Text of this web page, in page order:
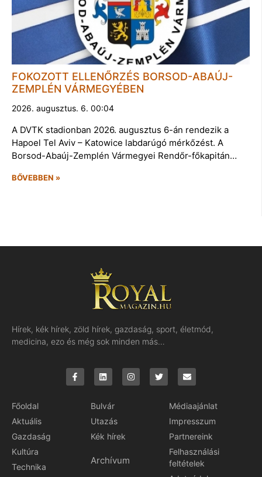
FOKOZOTT ELLENŐRZÉS BORSOD-ABAÚJ-
ZEMPLÉN VÁRMEGYÉBEN
2026. augusztus. 6. 00:04
A DVTK stadionban 2026. augusztus 6-án rendezik a
Hapoel Tel Aviv – Katowice labdarúgó mérkőzést. A
Borsod-Abaúj-Zemplén Vármegyei Rendőr-főkapitán…
BŐVEBBEN »
Hírek, kék hírek, zöld hírek, gazdaság, sport, életmód,
medicina, ezo és még sok minden más…
Főoldal
Aktuális
Gazdaság
Kultúra
Technika
Bulvár
Utazás
Kék hírek
Archívum
Médiaajánlat
Impresszum
Partnereink
Felhasználási
feltételek